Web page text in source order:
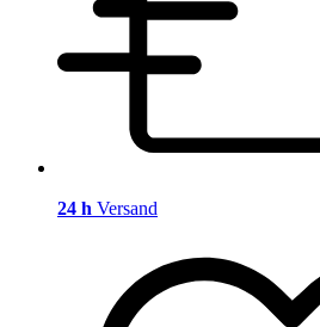
24 h Versand